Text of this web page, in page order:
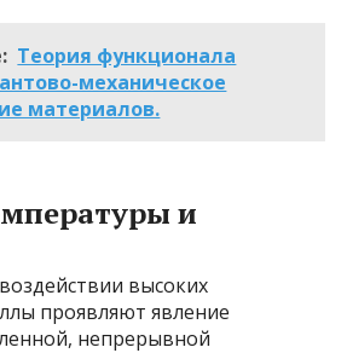
Теория функционала
механическое
материалов.
и
высоких
проявляют явление
непрерывной